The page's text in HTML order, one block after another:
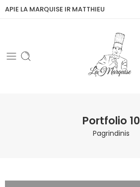
APIE LA MARQUISE IR MATTHIEU
Portfolio 10
Pagrindinis